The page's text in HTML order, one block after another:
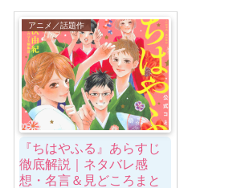
アニメ／話題作
『ちはやふる』あらすじ
徹底解説｜ネタバレ感
想・名言＆見どころまと